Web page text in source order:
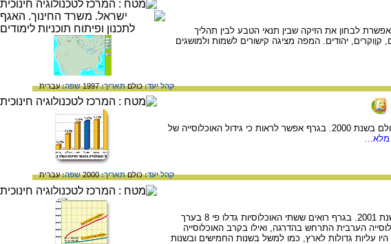
את מפת ההתיישבות בארצות הברית במחצית השנייה של המאה ה- 18 ומאפשרת לבחון את הזיקה שבין תנאי הטבע לבין תהליך
יהודים. המפה מציגה קישורים לשמות ולמושגים
קהל יעד:כולםתאריך:1997 שפה:עברית
בגרף זה ניתן לראות את אחוזי הגידול של האוכלוסייה בישראל ובכמה מדינות נוספות בעולם בשנת 2000. בגרף אפשר לראות כי גידול האוכלוסייה של
מלא...
קהל יעד:כולםתאריך:2000 שפה:עברית
הגידול שחל באוכלוסייה היהודית ובאוכלוסייה הערבית בישראל, מאז קום המדינה ועד לשנת 2001. בגרף רואים ששתי האוכלוסיות גדלו פי 8 בערך
שגידול האוכלוסייה הערבית התרחש בהדרגה, ואילו בקרב האוכלוסייה
עליות גדולות לארץ, כמו למשל בשנות החמישים ובשנות